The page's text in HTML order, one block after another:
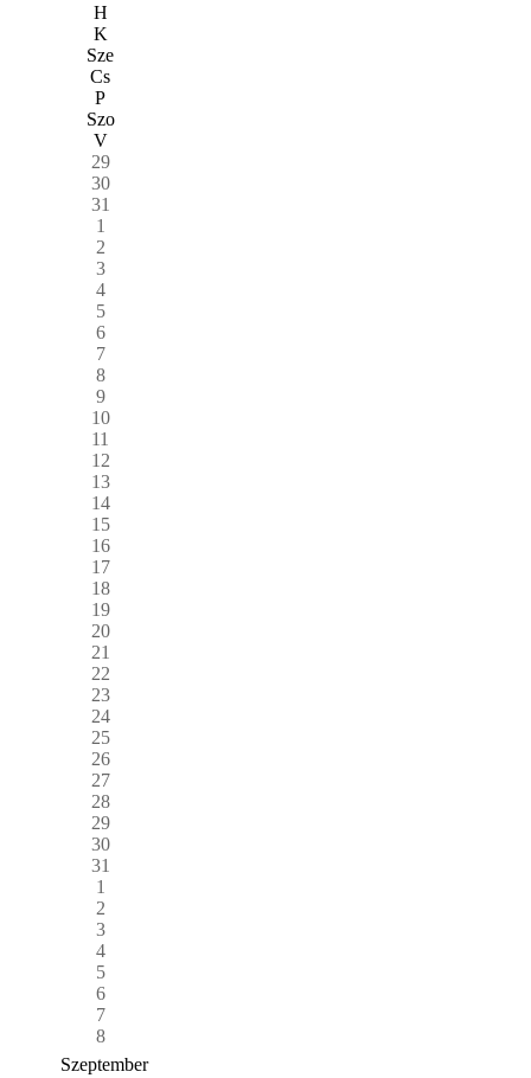
H
K
Sze
Cs
P
Szo
V
29
30
31
1
2
3
4
5
6
7
8
9
10
11
12
13
14
15
16
17
18
19
20
21
22
23
24
25
26
27
28
29
30
31
1
2
3
4
5
6
7
8
Szeptember